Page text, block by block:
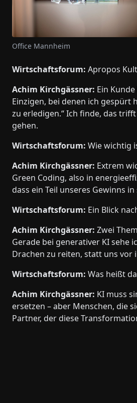
Office Mannheim
Wirtschaftsforum: Apropos
Achim Kirchgässner: Ein
Einzigen, bei denen ich
zu erledigen.“ Ich finde, das
gehen.
Wirtschaftsforum: Wie wichtig
Achim Kirchgässner: Extrem
Green Coding, also in
dass ein Teil unseres Gewinns
Wirtschaftsforum: Ein Blick
Achim Kirchgässner: Zwei
Gerade bei generativer KI sehe
Drachen zu reiten, statt uns vor
Wirtschaftsforum: Was heißt
Achim Kirchgässner: KI muss
ersetzen – aber Menschen, die
Partner, der diese